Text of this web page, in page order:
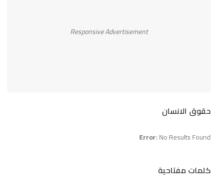
Responsive Advertisement
حقوق الانسان
Error:No Results Found
كلمات مفتاحية